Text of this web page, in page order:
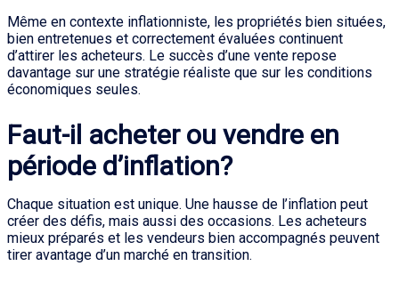
Même en contexte inflationniste, les propriétés bien situées,
bien entretenues et correctement évaluées continuent
d’attirer les acheteurs. Le succès d’une vente repose
davantage sur une stratégie réaliste que sur les conditions
économiques seules.
Faut-il acheter ou vendre en
période d’inflation?
Chaque situation est unique. Une hausse de l’inflation peut
créer des défis, mais aussi des occasions. Les acheteurs
mieux préparés et les vendeurs bien accompagnés peuvent
tirer avantage d’un marché en transition.